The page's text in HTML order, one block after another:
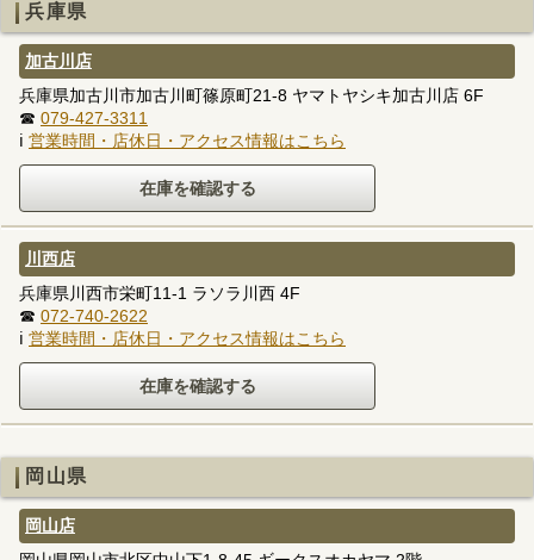
兵庫県
加古川店
兵庫県加古川市加古川町篠原町21-8 ヤマトヤシキ加古川店 6F
☎ 079-427-3311
ℹ 営業時間・店休日・アクセス情報はこちら
川西店
兵庫県川西市栄町11-1 ラソラ川西 4F
☎ 072-740-2622
ℹ 営業時間・店休日・アクセス情報はこちら
岡山県
岡山店